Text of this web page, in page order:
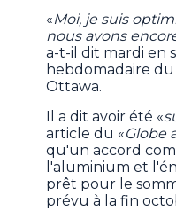
«Moi, je suis
nous avons
a-t-il dit mardi en
hebdomadaire du
Ottawa.
Il a dit avoir été «
article du «Globe
qu'un accord
l'aluminium et
prêt pour le
prévu à la fin